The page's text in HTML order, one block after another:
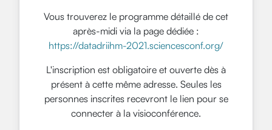
Vous trouverez le programme détaillé de cet
après-midi via la page dédiée :
https://datadriihm-2021.sciencesconf.org/
L'inscription est obligatoire et ouverte dès à
présent à cette même adresse. Seules les
personnes inscrites recevront le lien pour se
connecter à la visioconférence.